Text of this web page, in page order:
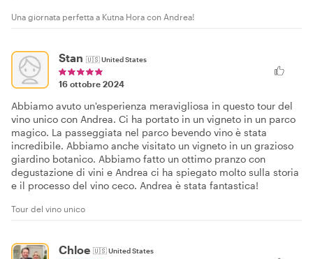
Una giornata perfetta a Kutna Hora con Andrea!
Stan 🇺🇸United States
16 ottobre 2024
Abbiamo avuto un'esperienza meravigliosa in questo tour del
vino unico con Andrea. Ci ha portato in un vigneto in un parco
magico. La passeggiata nel parco bevendo vino è stata
incredibile. Abbiamo anche visitato un vigneto in un grazioso
giardino botanico. Abbiamo fatto un ottimo pranzo con
degustazione di vini e Andrea ci ha spiegato molto sulla storia
e il processo del vino ceco. Andrea è stata fantastica!
Tour del vino unico
Chloe 🇺🇸United States